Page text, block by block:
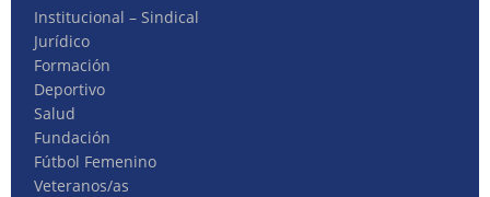
Institucional – Sindical
Jurídico
Formación
Deportivo
Salud
Fundación
Fútbol Femenino
Veteranos/as